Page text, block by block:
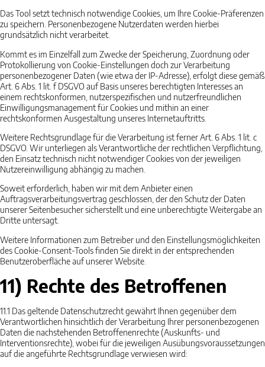
Das Tool setzt technisch notwendige Cookies, um Ihre Cookie-Präferenzen
zu speichern. Personenbezogene Nutzerdaten werden hierbei
grundsätzlich nicht verarbeitet.
Kommt es im Einzelfall zum Zwecke der Speicherung, Zuordnung oder
Protokollierung von Cookie-Einstellungen doch zur Verarbeitung
personenbezogener Daten (wie etwa der IP-Adresse), erfolgt diese gemäß
Art. 6 Abs. 1 lit. f DSGVO auf Basis unseres berechtigten Interesses an
einem rechtskonformen, nutzerspezifischen und nutzerfreundlichen
Einwilligungsmanagement für Cookies und mithin an einer
rechtskonformen Ausgestaltung unseres Internetauftritts.
Weitere Rechtsgrundlage für die Verarbeitung ist ferner Art. 6 Abs. 1 lit. c
DSGVO. Wir unterliegen als Verantwortliche der rechtlichen Verpflichtung,
den Einsatz technisch nicht notwendiger Cookies von der jeweiligen
Nutzereinwilligung abhängig zu machen.
Soweit erforderlich, haben wir mit dem Anbieter einen
Auftragsverarbeitungsvertrag geschlossen, der den Schutz der Daten
unserer Seitenbesucher sicherstellt und eine unberechtigte Weitergabe an
Dritte untersagt.
Weitere Informationen zum Betreiber und den Einstellungsmöglichkeiten
des Cookie-Consent-Tools finden Sie direkt in der entsprechenden
Benutzeroberfläche auf unserer Website.
11) Rechte des Betroffenen
11.1 Das geltende Datenschutzrecht gewährt Ihnen gegenüber dem
Verantwortlichen hinsichtlich der Verarbeitung Ihrer personenbezogenen
Daten die nachstehenden Betroffenenrechte (Auskunfts- und
Interventionsrechte), wobei für die jeweiligen Ausübungsvoraussetzungen
auf die angeführte Rechtsgrundlage verwiesen wird: